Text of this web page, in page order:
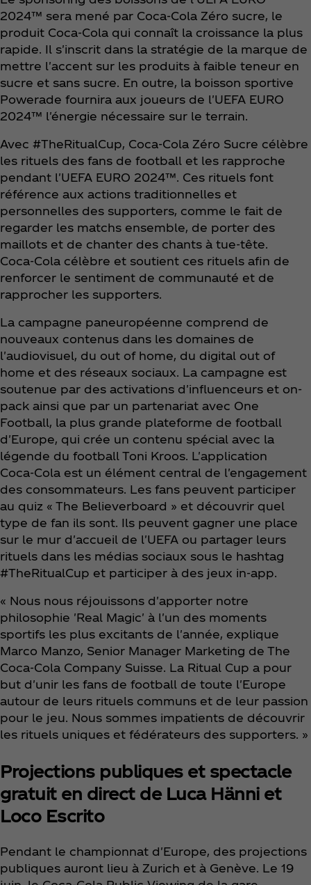
2024™ sera mené par Coca‑Cola Zéro sucre, le
produit Coca‑Cola qui connaît la croissance la plus
rapide. Il s'inscrit dans la stratégie de la marque de
mettre l'accent sur les produits à faible teneur en
sucre et sans sucre. En outre, la boisson sportive
Powerade fournira aux joueurs de l'UEFA EURO
2024™ l'énergie nécessaire sur le terrain.
Avec #TheRitualCup, Coca‑Cola Zéro Sucre célèbre
les rituels des fans de football et les rapproche
pendant l'UEFA EURO 2024™. Ces rituels font
référence aux actions traditionnelles et
personnelles des supporters, comme le fait de
regarder les matchs ensemble, de porter des
maillots et de chanter des chants à tue-tête.
Coca‑Cola célèbre et soutient ces rituels afin de
renforcer le sentiment de communauté et de
rapprocher les supporters.
La campagne paneuropéenne comprend de
nouveaux contenus dans les domaines de
l'audiovisuel, du out of home, du digital out of
home et des réseaux sociaux. La campagne est
soutenue par des activations d'influenceurs et on-
pack ainsi que par un partenariat avec One
Football, la plus grande plateforme de football
d'Europe, qui crée un contenu spécial avec la
légende du football Toni Kroos. L'application
Coca‑Cola est un élément central de l'engagement
des consommateurs. Les fans peuvent participer
au quiz « The Believerboard » et découvrir quel
type de fan ils sont. Ils peuvent gagner une place
sur le mur d'accueil de l'UEFA ou partager leurs
rituels dans les médias sociaux sous le hashtag
#TheRitualCup et participer à des jeux in-app.
« Nous nous réjouissons d'apporter notre
philosophie 'Real Magic' à l'un des moments
sportifs les plus excitants de l'année, explique
Marco Manzo, Senior Manager Marketing de The
Coca‑Cola Company Suisse. La Ritual Cup a pour
but d'unir les fans de football de toute l'Europe
autour de leurs rituels communs et de leur passion
pour le jeu. Nous sommes impatients de découvrir
les rituels uniques et fédérateurs des supporters. »
Projections publiques et spectacle
gratuit en direct de Luca Hänni et
Loco Escrito
Pendant le championnat d'Europe, des projections
publiques auront lieu à Zurich et à Genève. Le 19